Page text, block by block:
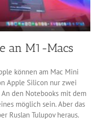
an M1-Macs
können am Mac Mini
Apple Silicon nur zwei
den Notebooks mit dem
möglich sein. Aber das
Ruslan Tulupov heraus.